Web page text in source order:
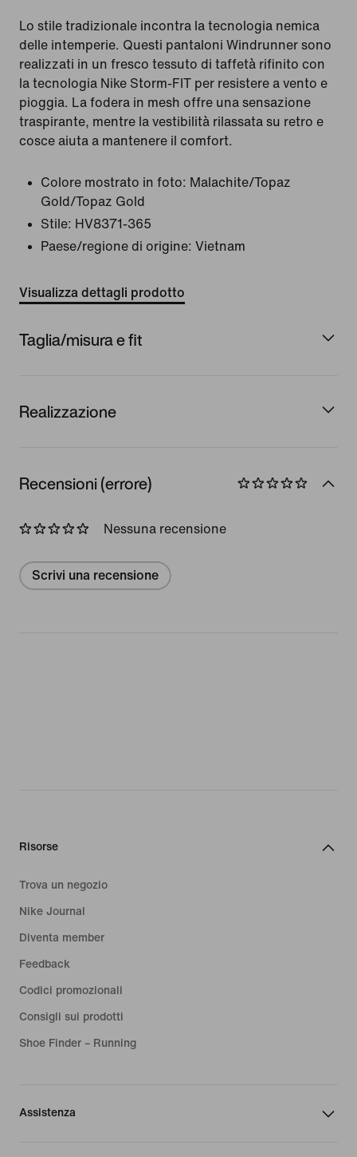
Lo stile tradizionale incontra la tecnologia nemica
delle intemperie. Questi pantaloni Windrunner sono
realizzati in un fresco tessuto di taffetà rifinito con
la tecnologia Nike Storm-FIT per resistere a vento e
pioggia. La fodera in mesh offre una sensazione
traspirante, mentre la vestibilità rilassata su retro e
cosce aiuta a mantenere il comfort.
Colore mostrato in foto: Malachite/Topaz
Gold/Topaz Gold
Stile: HV8371-365
Paese/regione di origine: Vietnam
Visualizza dettagli prodotto
Taglia/misura e fit
Realizzazione
Recensioni (errore)
Nessuna recensione
Scrivi una recensione
Risorse
Trova un negozio
Nike Journal
Diventa member
Feedback
Codici promozionali
Consigli sui prodotti
Shoe Finder – Running
Assistenza